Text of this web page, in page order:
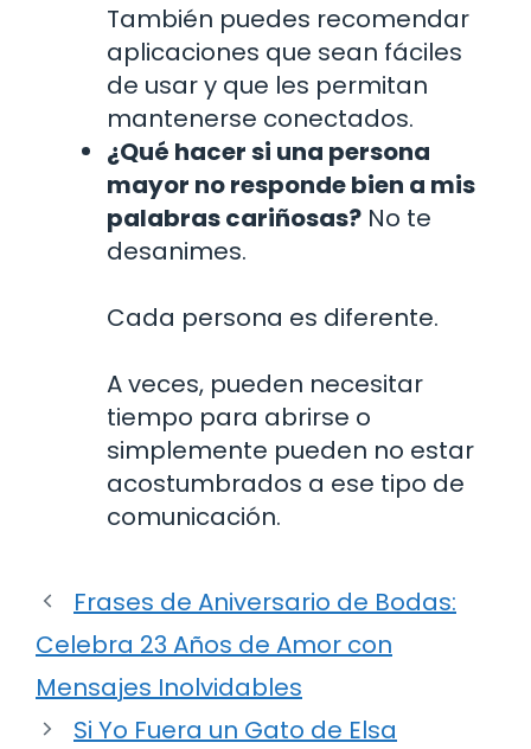
También puedes recomendar
aplicaciones que sean fáciles
de usar y que les permitan
mantenerse conectados.
¿Qué hacer si una persona
mayor no responde bien a mis
palabras cariñosas? No te
desanimes.
Cada persona es diferente.
A veces, pueden necesitar
tiempo para abrirse o
simplemente pueden no estar
acostumbrados a ese tipo de
comunicación.
Frases de Aniversario de Bodas:
Celebra 23 Años de Amor con
Mensajes Inolvidables
Si Yo Fuera un Gato de Elsa